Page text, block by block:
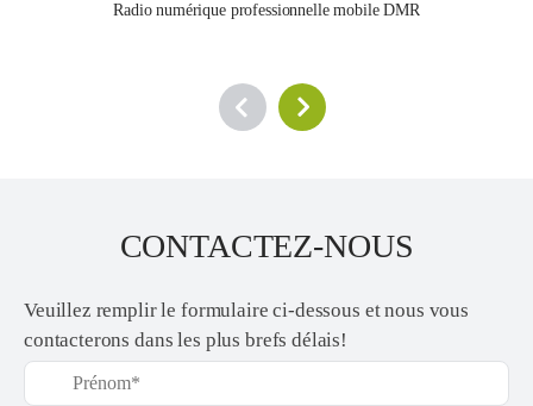
Radio numérique professionnelle mobile DMR
CONTACTEZ-NOUS
Veuillez remplir le formulaire ci-dessous et nous vous
contacterons dans les plus brefs délais!